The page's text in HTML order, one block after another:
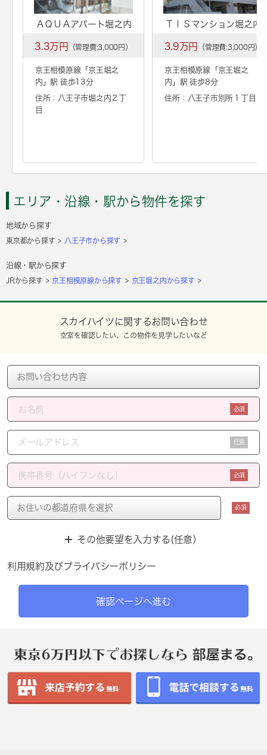
ＡＱＵＡアパート堀之内
3.3万円 （管理費:3,000円）
京王相模原線「京王堀之
内 」駅 徒歩13分
住所：八王子市堀之内２丁
目
ＴＩＳマンション堀之内
3.9万円 （管理費:3,000円）
京王相模原線「 京王堀之
内 」駅 徒歩8分
住所：八王子市別所１丁目
エリア・沿線・駅から物件を探す
地域から探す
東京都から探す 八王子市から探す
沿線・駅から探す
JRから探す 京王相模原線から探す 京王堀之内から探す
スカイハイツに関するお問い合わせ
空室を確認したい、この物件を見学したいなど
必須
任意
必須
必須
その他要望を入力する(任意）
利用規約及びプライバシーポリシー
確認ページへ進む